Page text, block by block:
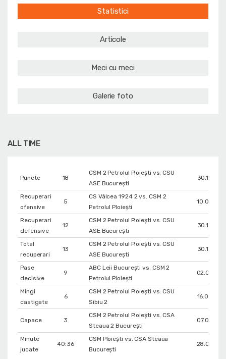
Statistici
Articole
Meci cu meci
Galerie foto
ALL TIME
Puncte 18
CSM 2 Petrolul Ploiești vs. CSU
ASE București
Recuperari
ofensive
5
CS Vâlcea 1924 2 vs. CSM 2
Petrolul Ploiești
Recuperari
defensive
12
CSM 2 Petrolul Ploiești vs. CSU
ASE București
Total
recuperari
13
CSM 2 Petrolul Ploiești vs. CSU
ASE București
Pase
decisive
9
ABC Leii București vs. CSM 2
Petrolul Ploiești
Mingi
castigate
6
CSM 2 Petrolul Ploiești vs. CSU
Sibiu 2
Capace 3
CSM 2 Petrolul Ploiești vs. CSA
Steaua 2 București
Minute
jucate
40:36
CSM Ploiești vs. CSA Steaua
București